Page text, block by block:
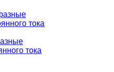
тока
тока